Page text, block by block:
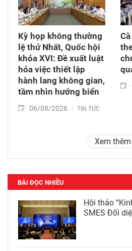
Kỳ họp không thường
lệ thứ Nhất, Quốc hội
khóa XVI: Đề xuất luật
hóa việc thiết lập
hành lang không gian,
tầm nhìn hướng biển
06/08/2026 TIN TỨC
Xem thêm
BÀI ĐỌC NHIỀU
Hội thảo
SMES Đối